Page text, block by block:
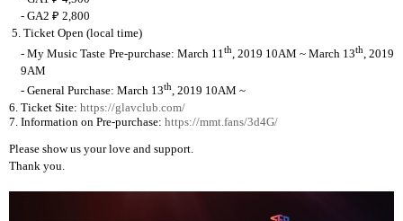
- GA2₽ 2,800
5. Ticket Open (local time)
- My Music Taste Pre-purchase: March 11 th, 2019 10AM ~ March 13th, 2019
9AM
- General Purchase: March 13th, 2019 10AM ~
6. Ticket Site: https://glavclub.com/
7. Information on Pre-purchase: https://mmt.fans/3d4G/
Please show us your love and support.
Thank you.